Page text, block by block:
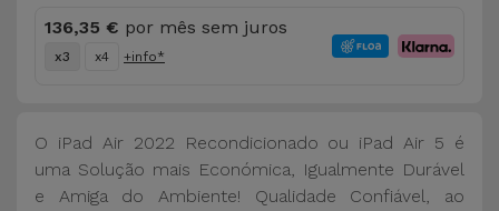
136,35 € por mês sem juros
x3 x4 +info*
O iPad Air 2022 Recondicionado ou iPad Air 5 é
uma Solução mais Económica, Igualmente Durável
e Amiga do Ambiente! Qualidade Confiável, ao